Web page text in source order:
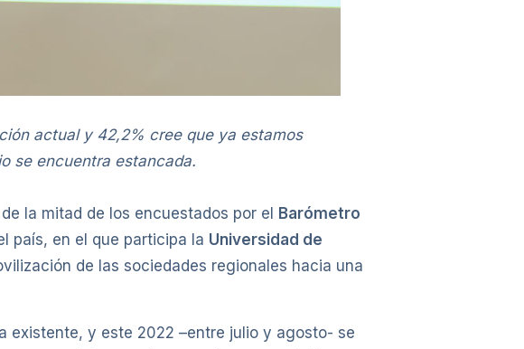
actual y 42,2% cree que ya estamos
se encuentra estancada.
la mitad de los encuestados por el
Barómetro
país, en el que participa la Universidad de
de las sociedades regionales hacia una
existente, y este 2022 –entre julio y agosto- se